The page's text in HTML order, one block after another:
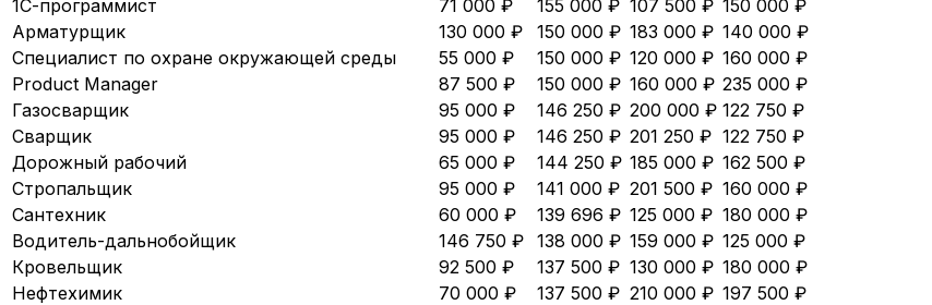
1С-программист
71 000 ₽ 155 000 ₽ 107 500 ₽ 150 000 ₽
Арматурщик
130 000 ₽ 150 000 ₽ 183 000 ₽ 140 000 ₽
Специалист по охране окружающей среды
55 000 ₽ 150 000 ₽ 120 000 ₽ 160 000 ₽
Product Manager
87 500 ₽ 150 000 ₽ 160 000 ₽ 235 000 ₽
Газосварщик
95 000 ₽ 146 250 ₽ 200 000 ₽ 122 750 ₽
Сварщик
95 000 ₽ 146 250 ₽ 201 250 ₽ 122 750 ₽
Дорожный рабочий
65 000 ₽ 144 250 ₽ 185 000 ₽ 162 500 ₽
Стропальщик
95 000 ₽ 141 000 ₽ 201 500 ₽ 160 000 ₽
Сантехник
60 000 ₽ 139 696 ₽ 125 000 ₽ 180 000 ₽
Водитель-дальнобойщик
146 750 ₽ 138 000 ₽ 159 000 ₽ 125 000 ₽
Кровельщик
92 500 ₽ 137 500 ₽ 130 000 ₽ 180 000 ₽
Нефтехимик
70 000 ₽ 137 500 ₽ 210 000 ₽ 197 500 ₽